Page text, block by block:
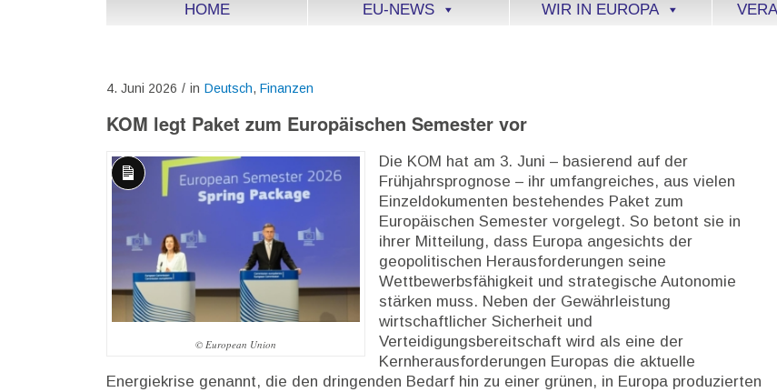
HOME EU-NEWS WIR IN EUROPA
4. Juni 2026 / in Deutsch,Finanzen
KOM legt Paket zum Europäischen Semester vor
Lange
© European Union
Die KOM hat am 3. Juni – basierend auf der
Frühjahrsprognose – ihr umfangreiches, aus vielen
Einzeldokumenten bestehendes Paket zum
Europäischen Semester vorgelegt. So betont sie in
ihrer Mitteilung, dass Europa angesichts der
geopolitischen Herausforderungen seine
Wettbewerbsfähigkeit und strategische Autonomie
stärken muss. Neben der Gewährleistung
wirtschaftlicher Sicherheit und
Verteidigungsbereitschaft wird als eine der
Kernherausforderungen Europas die aktuelle
Energiekrise genannt, die den dringenden Bedarf hin zu einer grünen, in Europa produzierten